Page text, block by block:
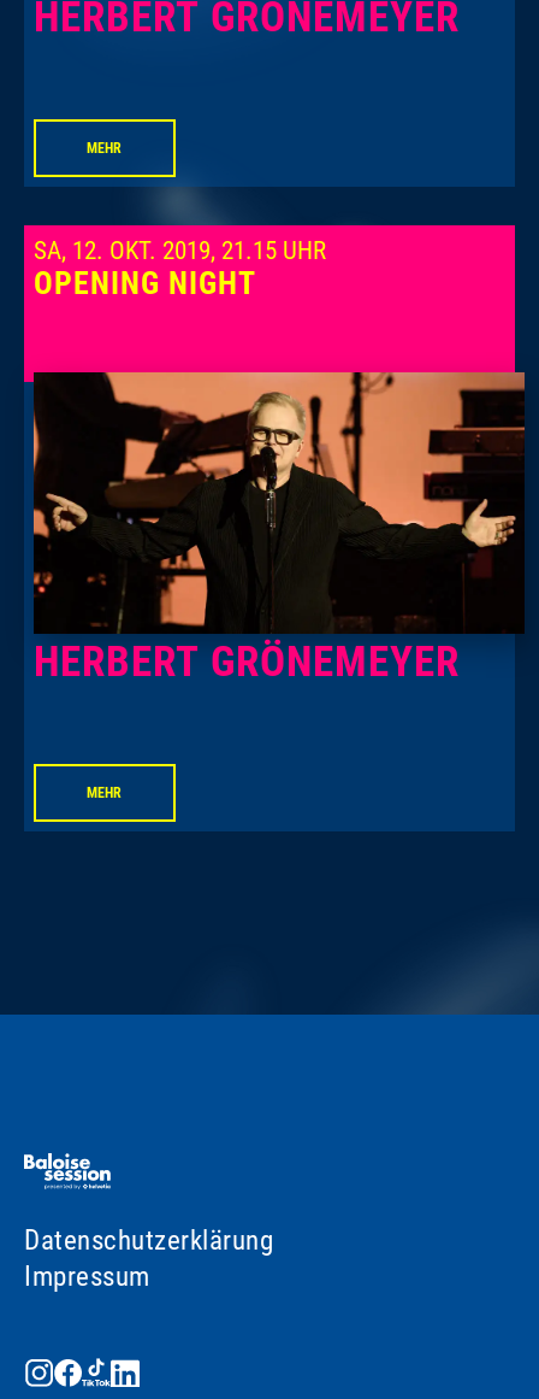
HERBERT GRÖNEMEYER
MEHR
SA, 12. OKT. 2019, 21.15 UHR
OPENING NIGHT
HERBERT GRÖNEMEYER
MEHR
Datenschutzerklärung
Impressum